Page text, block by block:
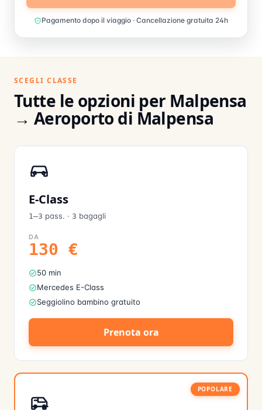
Pagamento dopo il viaggio · Cancellazione gratuita 24h
SCEGLI CLASSE
Tutte le opzioni per Malpensa
→ Aeroporto di Malpensa
E-Class
1–3 pass. · 3 bagagli
DA
130 €
50 min
Mercedes E-Class
Seggiolino bambino gratuito
Prenota ora
POPOLARE